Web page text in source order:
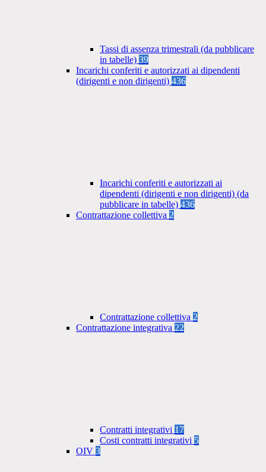
Tassi di assenza trimestrali (da pubblicare
in tabelle) 39
Incarichi conferiti e autorizzati ai dipendenti
(dirigenti e non dirigenti) 436
Incarichi conferiti e autorizzati ai
dipendenti (dirigenti e non dirigenti) (da
pubblicare in tabelle) 436
Contrattazione collettiva 2
Contrattazione collettiva 2
Contrattazione integrativa 22
Contratti integrativi 17
Costi contratti integrativi 5
OIV 3